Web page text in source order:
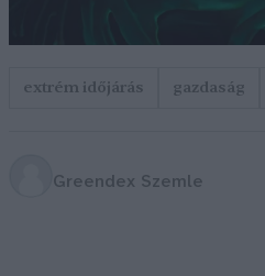
extrém időjárás gazdaság
Greendex Szemle